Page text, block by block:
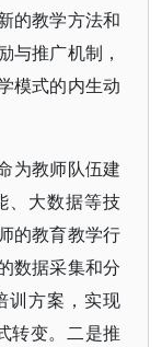
的教学方法和
与推广机制，
模式的内生动
为教师队伍建
、大数据等技
的教育教学行
数据采集和分
训方案，实现
转变。二是推